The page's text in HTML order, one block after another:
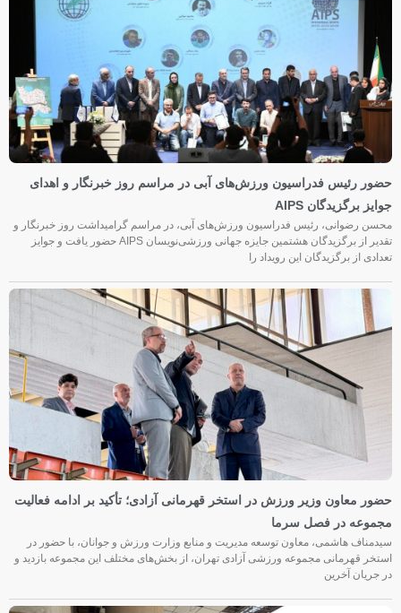
حضور رئیس فدراسیون ورزش‌های آبی در مراسم روز خبرنگار و اهدای
جوایز برگزیدگان AIPS
محسن رضوانی، رئیس فدراسیون ورزش‌های آبی، در مراسم گرامیداشت روز خبرنگار و
تقدیر از برگزیدگان هشتمین جایزه جهانی ورزشی‌نویسان AIPS حضور یافت و جوایز
تعدادی از برگزیدگان این رویداد را
حضور معاون وزیر ورزش در استخر قهرمانی آزادی؛ تأکید بر ادامه فعالیت
مجموعه در فصل سرما
سیدمناف هاشمی، معاون توسعه مدیریت و منابع وزارت ورزش و جوانان، با حضور در
استخر قهرمانی مجموعه ورزشی آزادی تهران، از بخش‌های مختلف این مجموعه بازدید و
در جریان آخرین